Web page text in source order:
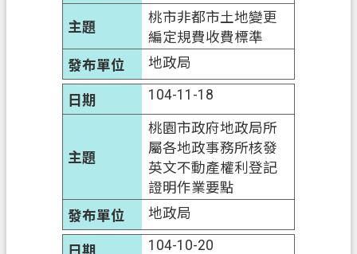
桃市非都市土地變更
編定規費收費標準
地政局
104-11-18
桃園市政府地政局所
屬各地政事務所核發
英文不動產權利登記
證明作業要點
地政局
104-10-20